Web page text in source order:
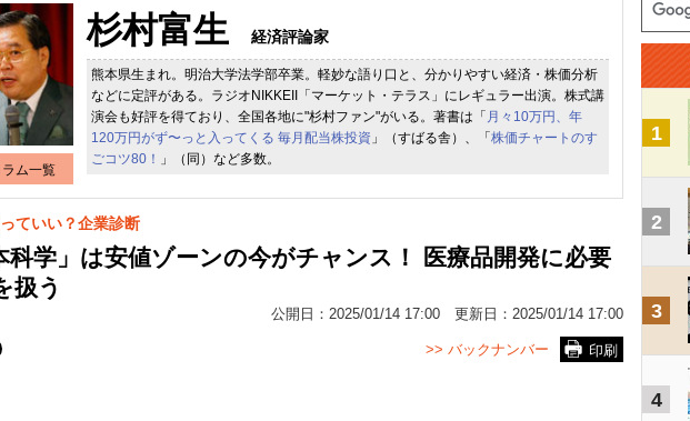
ム一覧
杉村富生 経済評論家
熊本県生まれ。明治大学法学部卒業。軽妙な語り口と、分かりやすい経済・株価分析
などに定評がある。ラジオNIKKEII「マーケット・テラス」にレギュラー出演。株式講
演会も好評を得ており、全国各地に"杉村ファン"がいる。著書は「 月々10万円、年
120万円がず〜っと入ってくる 毎月配当株投資 」（すばる舎）、「 株価チャートのす
ごコツ80！
」（同）など多数。
ていい？企業診断
科学」は安値ゾーンの今がチャンス！ 医療品開発に必要
扱う
公開日： 2025/01/14 17:00 更新日： 2025/01/14 17:00
印刷
>> バックナンバー
1
2
3
4